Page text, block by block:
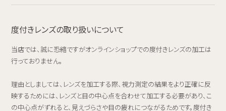
度付きレンズの取り扱いについて
当店では、誠に恐縮ですがオンラインショップでの度付きレンズの加工は
行っておりません。
理由としましては、レンズを加工する際、視力測定の結果をより正確に反
映するためには、レンズと目の中心点を合わせて加工する必要があり、こ
の中心点がずれると、見えづらさや目の疲れにつながるためです。度付き